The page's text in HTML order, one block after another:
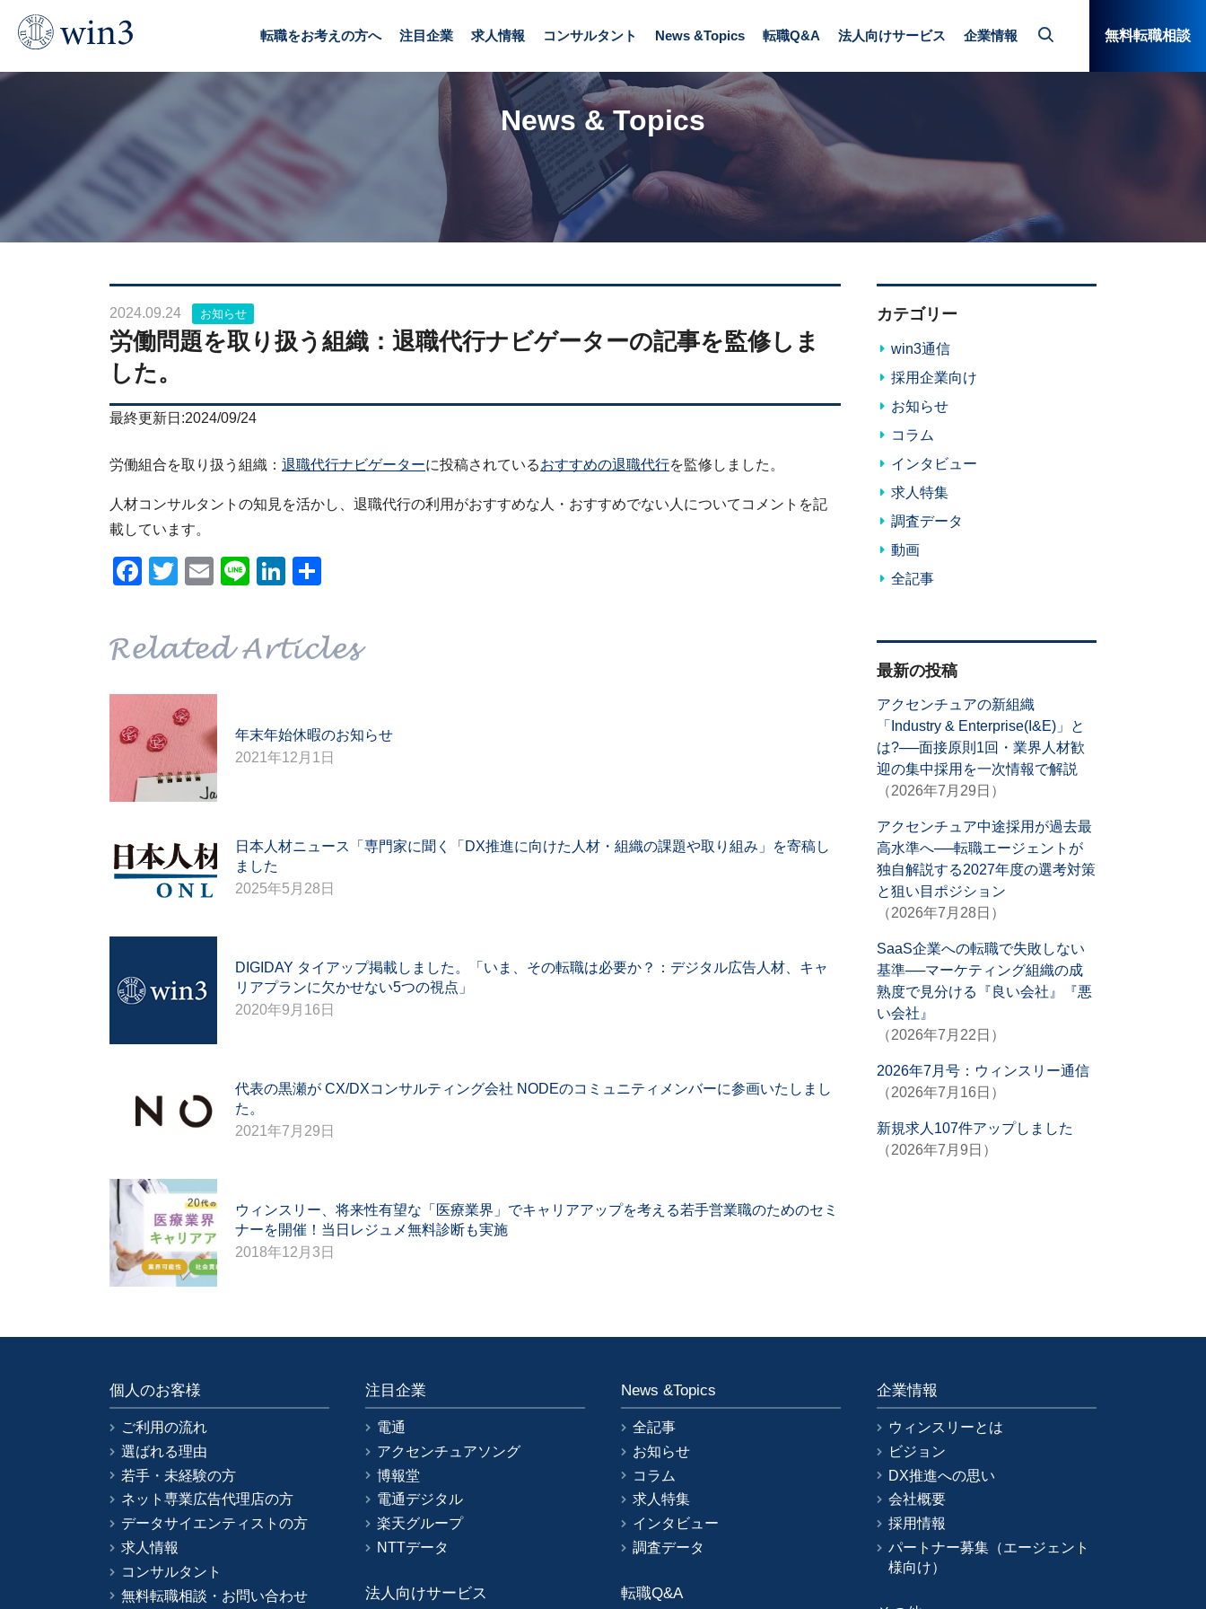
転職をお考えの方へ 注目企業 求人情報 コンサルタント News &Topics 転職Q&A 法人向けサービス 企業情報 無料転職相談
News & Topics
2024.09.24 お知らせ
労働問題を取り扱う組織：退職代行ナビゲーターの記事を監修しま
した。
最終更新日:2024/09/24
労働組合を取り扱う組織： 退職代行ナビゲーターに投稿されているおすすめの退職代行を監修しました。
人材コンサルタントの知見を活かし、退職代行の利用がおすすめな人・おすすめでない人についてコメントを記
載しています。
Facebook
Twitter
EmailLineLinkedIn
年末年始休暇のお知らせ
2021年12月1日
日本人材ニュース「専門家に聞く「DX推進に向けた人材・組織の課題や取り組み」を寄稿し
ました
2025年5月28日
DIGIDAY タイアップ掲載しました。「いま、その転職は必要か？：デジタル広告人材、キャ
リアプランに欠かせない5つの視点」
2020年9月16日
代表の黒瀬が CX/DXコンサルティング会社 NODEのコミュニティメンバーに参画いたしまし
た。
2021年7月29日
ウィンスリー、将来性有望な「医療業界」でキャリアアップを考える若手営業職のためのセミ
ナーを開催！当日レジュメ無料診断も実施
2018年12月3日
カテゴリー
win3通信
採用企業向け
お知らせ
コラム
インタビュー
求人特集
調査データ
動画
全記事
最新の投稿
アクセンチュアの新組織
「Industry & Enterprise(I&E)」と
は?──面接原則1回・業界人材歓
迎の集中採用を一次情報で解説
（2026年7月29日）
アクセンチュア中途採用が過去最
高水準へ──転職エージェントが
独自解説する2027年度の選考対策
と狙い目ポジション
（2026年7月28日）
SaaS企業への転職で失敗しない
基準──マーケティング組織の成
熟度で見分ける『良い会社』『悪
い会社』
（2026年7月22日）
2026年7月号：ウィンスリー通信
（2026年7月16日）
新規求人107件アップしました
（2026年7月9日）
個人のお客様
ご利用の流れ
選ばれる理由
若手・未経験の方
ネット専業広告代理店の方
データサイエンティストの方
求人情報
コンサルタント
無料転職相談・お問い合わせ
注目企業
電通
アクセンチュアソング
博報堂
電通デジタル
楽天グループ
NTTデータ
法人向けサービス
News &Topics
全記事
お知らせ
コラム
求人特集
インタビュー
調査データ
転職Q&A
企業情報
ウィンスリーとは
ビジョン
DX推進への思い
会社概要
採用情報
パートナー募集（エージェント
様向け）